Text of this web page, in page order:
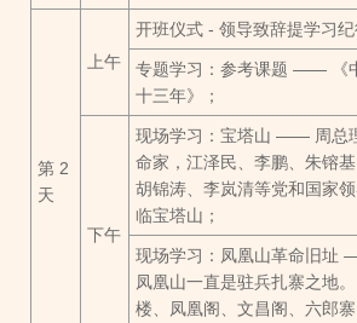
第 2
天
上午
开班仪式 - 领导致辞提学习纪
专题学习：参考课题 —— 《
十三年》；
下午
现场学习：宝塔山 —— 周总
命家，江泽民、李鹏、朱镕基
胡锦涛、李岚清等党和国家
临宝塔山；
现场学习：凤凰山革命旧址
凤凰山一直是驻兵扎寨之地
楼、凤凰阁、文昌阁、六郎